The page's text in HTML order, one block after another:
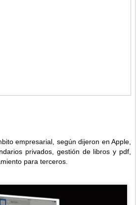
empresarial, según dijeron en Apple,
privados, gestión de libros y pdf,
para terceros.